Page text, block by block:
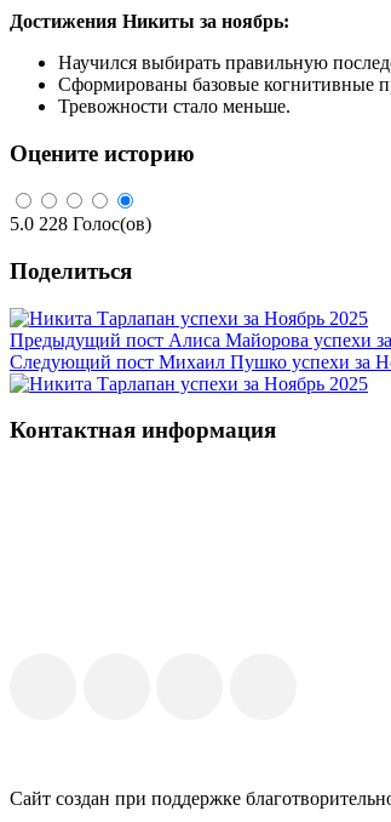
Достижения Никиты за ноябрь:
Научился выбирать правильную
Сформированы базовые когнитивные
Тревожности стало меньше.
Оцените историю
5.0 228 Голос(ов)
Поделиться
Предыдущий пост Алиса Майорова успехи
Следующий пост Михаил Пушко успехи за
Контактная информация
Сайт создан при поддержке